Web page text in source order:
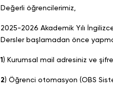
Değerli öğrencilerimiz,
2025-2026 Akademik Yılı
Dersler başlamadan önce
1) Kurumsal mail adresiniz ve
2) Öğrenci otomasyon (OBS